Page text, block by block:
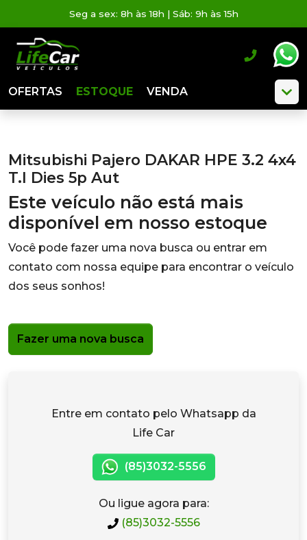
Seg a sex: 8h às 18h | Sáb: 9h às 15h
OFERTAS ESTOQUE VENDA
Mitsubishi Pajero DAKAR HPE 3.2 4x4
T.I Dies 5p Aut
Este veículo não está mais
disponível em nosso estoque
Você pode fazer uma nova busca ou entrar em
contato com nossa equipe para encontrar o veículo
dos seus sonhos!
Fazer uma nova busca
Entre em contato pelo Whatsapp da
Life Car
(85)3032-5556
Ou ligue agora para:
(85)3032-5556